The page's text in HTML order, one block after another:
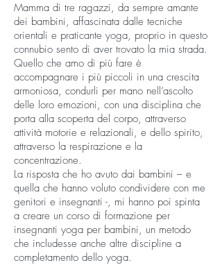
Mamma di tre ragazzi, da sempre amante
dei bambini, affascinata dalle tecniche
orientali e praticante yoga, proprio in questo
connubio sento di aver trovato la mia strada.
Quello che amo di più fare è
accompagnare i più piccoli in una crescita
armoniosa, condurli per mano nell’ascolto
delle loro emozioni, con una disciplina che
porta alla scoperta del corpo, attraverso
attività motorie e relazionali, e dello spirito,
attraverso la respirazione e la
concentrazione.
La risposta che ho avuto dai bambini – e
quella che hanno voluto condividere con me
genitori e insegnanti -, mi hanno poi spinta
a creare un corso di formazione per
insegnanti yoga per bambini, un metodo
che includesse anche altre discipline a
completamento dello yoga.